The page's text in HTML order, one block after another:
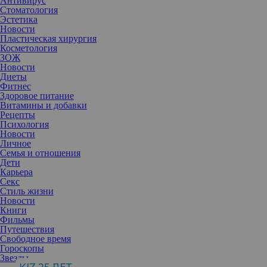
Стоматология
Эстетика
Новости
Пластическая хирургия
Косметология
ЗОЖ
Новости
Диеты
Фитнес
Здоровое питание
Витамины и добавки
Рецепты
Психология
Новости
Личное
Семья и отношения
Дети
Карьера
Секс
Стиль жизни
Новости
Книги
Фильмы
Путешествия
Свободное время
Гороскопы
Звезды
Известно, что уже несколько лет актер безответно влюблен в 27-
летнюю модель. Все близкие друзья Лео в курсе: мужчина
просто одержим Джиджи и хочет проводить с ней все свое
свободное время.
Недавно прошел слух, что 47-летний голливудский актер
ухаживает за 27-летней манекенщицей. Казалось бы, для
Леонардо Ди Каприо такая ситуация просто невозможна: в
громадном списке его любовных побед нет ни единой девушки
старше 25 лет - почему-то после наступления именно этого
возраста артист теряет интерес к своим избранницам.
Судя по всему, на истинные чувства это правило не
распространяется. К тому же говорят, что Лео пытается
ухаживать за Джиджи уже не первый год. И если раньше
ситуация осложнялась тем, что блондинка находилась в
отношениях с Зейном Маликом, то теперь путь к сердцу